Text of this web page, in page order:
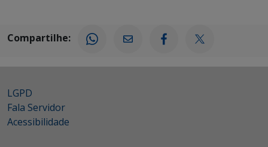
Compartilhe:
LGPD
Fala Servidor
Acessibilidade